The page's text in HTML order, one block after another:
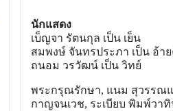
นักแสดง
เบ็ญจา รัตนกุล เป็น เย็น
สมพงษ์ จันทรประภา เป็น อ้า
ถนอม วรวัฒน์ เป็น วิทย์
พระกรุณรักษา, แนม สุวรรณ
กาญจนเวช, ระเบียบ พิมพ์วา